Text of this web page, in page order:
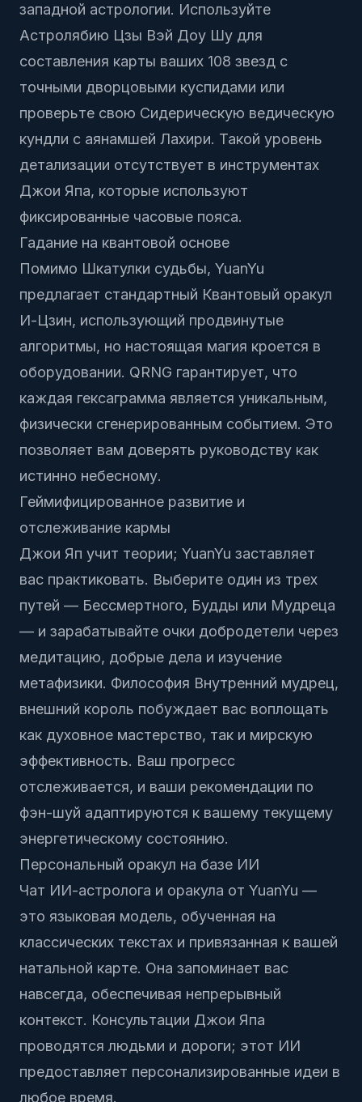
западной астрологии. Используйте
Астролябию Цзы Вэй Доу Шу для
составления карты ваших 108 звезд с
точными дворцовыми куспидами или
проверьте свою Сидерическую ведическую
кундли с аянамшей Лахири. Такой уровень
детализации отсутствует в инструментах
Джои Япа, которые используют
фиксированные часовые пояса.
Гадание на квантовой основе
Помимо Шкатулки судьбы, YuanYu
предлагает стандартный Квантовый оракул
И-Цзин, использующий продвинутые
алгоритмы, но настоящая магия кроется в
оборудовании. QRNG гарантирует, что
каждая гексаграмма является уникальным,
физически сгенерированным событием. Это
позволяет вам доверять руководству как
истинно небесному.
Геймифицированное развитие и
отслеживание кармы
Джои Яп учит теории; YuanYu заставляет
вас практиковать. Выберите один из трех
путей — Бессмертного, Будды или Мудреца
— и зарабатывайте очки добродетели через
медитацию, добрые дела и изучение
метафизики. Философия Внутренний мудрец,
внешний король побуждает вас воплощать
как духовное мастерство, так и мирскую
эффективность. Ваш прогресс
отслеживается, и ваши рекомендации по
фэн-шуй адаптируются к вашему текущему
энергетическому состоянию.
Персональный оракул на базе ИИ
Чат ИИ-астролога и оракула от YuanYu —
это языковая модель, обученная на
классических текстах и привязанная к вашей
натальной карте. Она запоминает вас
навсегда, обеспечивая непрерывный
контекст. Консультации Джои Япа
проводятся людьми и дороги; этот ИИ
предоставляет персонализированные идеи в
любое время.